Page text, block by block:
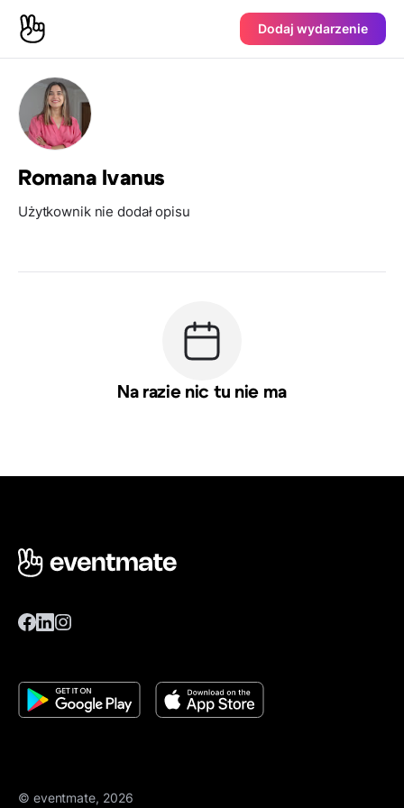
Dodaj wydarzenie
Romana Ivanus
Użytkownik nie dodał opisu
Na razie nic tu nie ma
© eventmate, 2026